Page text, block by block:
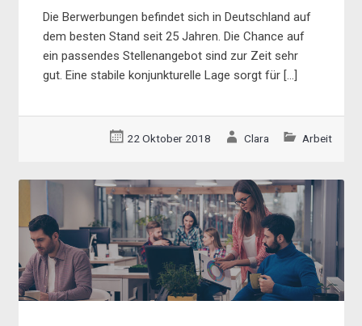
Die Berwerbungen befindet sich in Deutschland auf
dem besten Stand seit 25 Jahren. Die Chance auf
ein passendes Stellenangebot sind zur Zeit sehr
gut. Eine stabile konjunkturelle Lage sorgt für […]
22 Oktober 2018 Clara Arbeit